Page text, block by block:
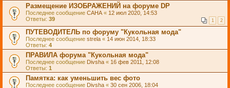
Размещение ИЗОБРАЖЕНИЙ на форуме DP
Последнее сообщение САНА « 12 июл 2020, 14:53
Ответы: 39 1 2
ПУТЕВОДИТЕЛЬ по форуму "Кукольная мода"
Последнее сообщение strela « 14 июн 2014, 18:33
Ответы: 4
ПРАВИЛА форума "Кукольная мода"
Последнее сообщение Divsha « 16 фев 2011, 12:08
Ответы: 1
Памятка: как уменьшить вес фото
Последнее сообщение Divsha « 30 сен 2006, 18:04